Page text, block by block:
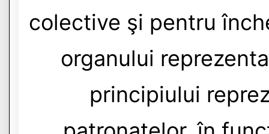
colective şi pentru
organului
principiului